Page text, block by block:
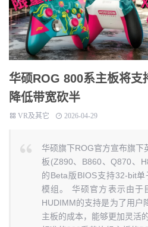
华硕ROG 800系主板将支
降低带宽砍半
VR及其它 2026-04-29
华硕旗下ROG官方宣布旗下
板(Z890、B860、Q870、
的Beta版BIOS支持32-bit
模组。 华硕官方表示由于
HUDIMM的支持是为了用户
主板的成本，能够更加灵活